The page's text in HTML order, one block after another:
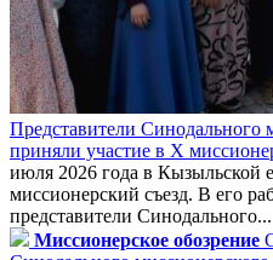
Представители Синодального
приняли участие в X
июля 2026 года в Кызыльской
миссионерский съезд. В его
представители Синодального...
Миссионерское обозрение